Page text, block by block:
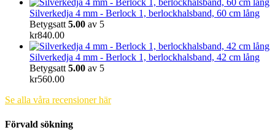
Silverkedja 4 mm - Berlock 1, berlockhalsband, 60 cm lång
Betygsatt 5.00 av 5
kr840.00
Silverkedja 4 mm - Berlock 1, berlockhalsband, 42 cm lång
Betygsatt 5.00 av 5
kr560.00
Se alla våra recensioner här
Förvald sökning